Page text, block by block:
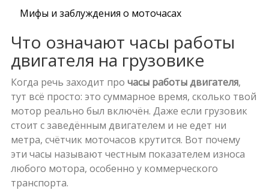
Мифы и заблуждения о моточасах
Что означают часы работы
двигателя на грузовике
Когда речь заходит про часы работы двигателя,
тут всё просто: это суммарное время, сколько твой
мотор реально был включён. Даже если грузовик
стоит с заведённым двигателем и не едет ни
метра, счётчик моточасов крутится. Вот почему
эти часы называют честным показателем износа
любого мотора, особенно у коммерческого
транспорта.